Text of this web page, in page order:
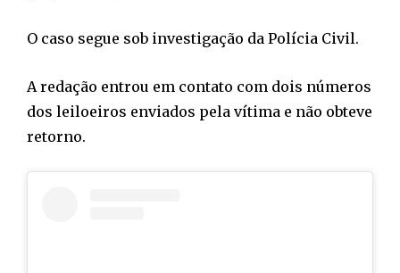
O caso segue sob investigação da Polícia Civil.
A redação entrou em contato com dois números
dos leiloeiros enviados pela vítima e não obteve
retorno.